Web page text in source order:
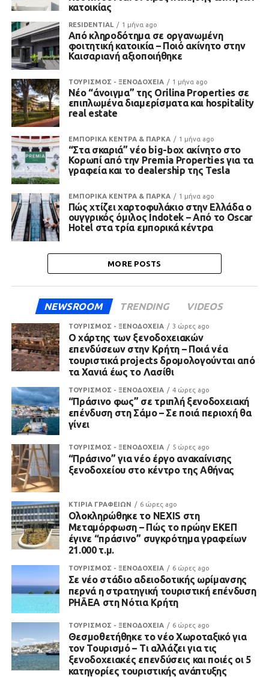
κατοικίας
RESIDENTIAL 1 μήνα ago
Από κληροδότημα σε οργανωμένη
φοιτητική κατοικία – Ποιό ακίνητο στην
Καισαριανή αξιοποιήθηκε
ΤΟΥΡΙΣΜΟΣ - ΞΕΝΟΔΟΧΕΙΑ 1 μήνα ago
Νέο “άνοιγμα” της Orilina Properties σε
επιπλωμένα διαμερίσματα και hospitality
real estate
ΕΜΠΟΡΙΚΑ ΚΕΝΤΡΑ & ΠΑΡΚΑ 1 μήνα ago
“Στα σκαριά” νέο big-box ακίνητο στο
Κορωπί από την Premia Properties για τα
γραφεία και το dealership της Tesla
ΕΜΠΟΡΙΚΑ ΚΕΝΤΡΑ & ΠΑΡΚΑ 1 μήνα ago
Πώς χτίζει χαρτοφυλάκιο στην Ελλάδα ο
ουγγρικός όμιλος Indotek – Από το Oscar
Hotel στα τρία εμπορικά κέντρα
MORE POSTS
NEWSROOM TRENDING VIDEOS
ΤΟΥΡΙΣΜΟΣ - ΞΕΝΟΔΟΧΕΙΑ 3 ώρες ago
Ο χάρτης των ξενοδοχειακών
επενδύσεων στην Κρήτη – Ποιά νέα
τουριστικά projects δρομολογούνται από
τα Χανιά έως το Λασίθι
ΤΟΥΡΙΣΜΟΣ - ΞΕΝΟΔΟΧΕΙΑ 4 ώρες ago
“Πράσινο φως” σε τριπλή ξενοδοχειακή
επένδυση στη Σάμο – Σε ποιά περιοχή θα
γίνει
ΤΟΥΡΙΣΜΟΣ - ΞΕΝΟΔΟΧΕΙΑ 5 ώρες ago
“Πράσινο” για νέο έργο ανακαίνισης
ξενοδοχείου στο κέντρο της Αθήνας
ΚΤΙΡΙΑ ΓΡΑΦΕΙΩΝ 6 ώρες ago
Ολοκληρώθηκε το NEXIS στη
Μεταμόρφωση – Πώς το πρώην ΕΚΕΠ
έγινε “πράσινο” συγκρότημα γραφείων
21.000 τ.μ.
ΤΟΥΡΙΣΜΟΣ - ΞΕΝΟΔΟΧΕΙΑ 6 ώρες ago
Σε νέο στάδιο αδειοδοτικής ωρίμανσης
περνά η στρατηγική τουριστική επένδυση
PHĀEA στη Νότια Κρήτη
ΤΟΥΡΙΣΜΟΣ - ΞΕΝΟΔΟΧΕΙΑ 6 ώρες ago
Θεσμοθετήθηκε το νέο Χωροταξικό για
τον Τουρισμό – Τι αλλάζει για τις
ξενοδοχειακές επενδύσεις και ποιές οι 5
κατηγορίες τουριστικής ανάπτυξης